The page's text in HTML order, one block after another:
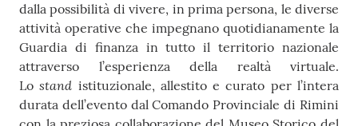
dalla possibilità di vivere, in prima persona, le diverse
attività operative che impegnano quotidianamente la
Guardia di finanza in tutto il territorio nazionale
attraverso l’esperienza della realtà virtuale.
Lostand istituzionale, allestito e curato per l’intera
durata dell’evento dal Comando Provinciale di Rimini